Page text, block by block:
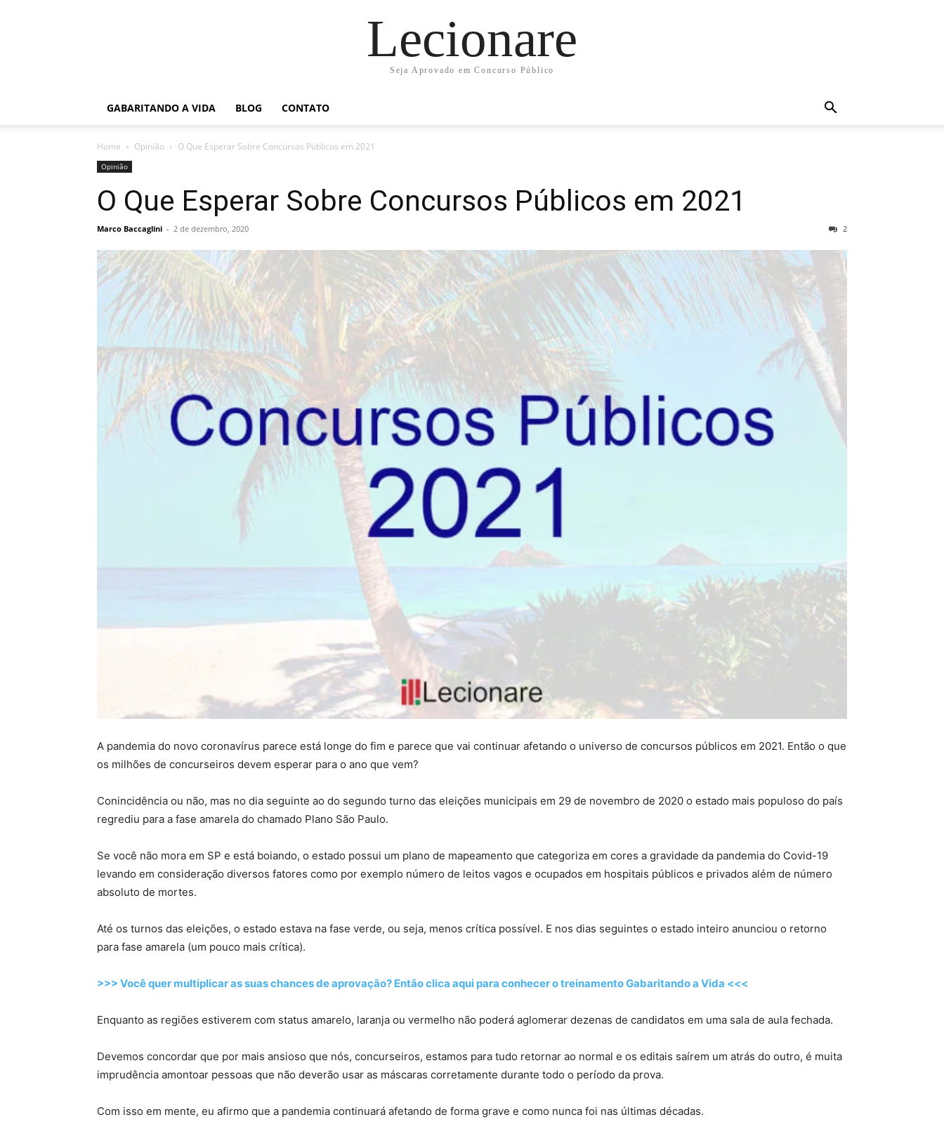
Lecionare
Seja Aprovado em Concurso Público
GABARITANDO A VIDA BLOG CONTATO
Home Opinião O Que Esperar Sobre Concursos Públicos em 2021
Opinião
O Que Esperar Sobre Concursos Públicos em 2021
Marco Baccaglini - 2 de dezembro, 2020 2
A pandemia do novo coronavírus parece está longe do fim e parece que vai continuar afetando o universo de concursos públicos em 2021. Então o que
os milhões de concurseiros devem esperar para o ano que vem?
Conincidência ou não, mas no dia seguinte ao do segundo turno das eleições municipais em 29 de novembro de 2020 o estado mais populoso do país
regrediu para a fase amarela do chamado Plano São Paulo.
Se você não mora em SP e está boiando, o estado possui um plano de mapeamento que categoriza em cores a gravidade da pandemia do Covid-19
levando em consideração diversos fatores como por exemplo número de leitos vagos e ocupados em hospitais públicos e privados além de número
absoluto de mortes.
Até os turnos das eleições, o estado estava na fase verde, ou seja, menos crítica possível. E nos dias seguintes o estado inteiro anunciou o retorno
para fase amarela (um pouco mais crítica).
>>> Você quer multiplicar as suas chances de aprovação? Então clica aqui para conhecer o treinamento Gabaritando a Vida <<<
Enquanto as regiões estiverem com status amarelo, laranja ou vermelho não poderá aglomerar dezenas de candidatos em uma sala de aula fechada.
Devemos concordar que por mais ansioso que nós, concurseiros, estamos para tudo retornar ao normal e os editais saírem um atrás do outro, é muita
imprudência amontoar pessoas que não deverão usar as máscaras corretamente durante todo o período da prova.
Com isso em mente, eu afirmo que a pandemia continuará afetando de forma grave e como nunca foi nas últimas décadas.